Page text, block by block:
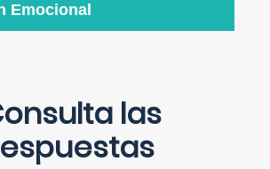
Emocional
las